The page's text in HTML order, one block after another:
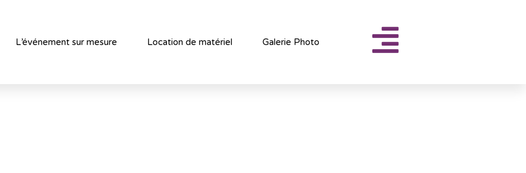
L’événement sur mesure Location de matériel Galerie Photo